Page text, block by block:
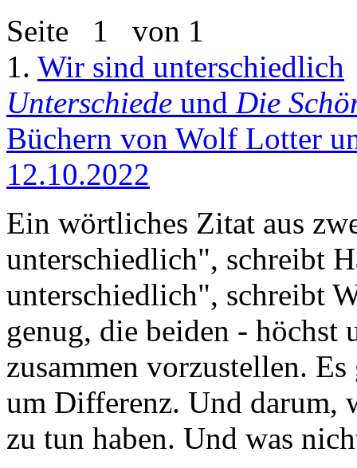
Seite 1 von 1
1. Wir sind unterschiedlich
Unterschiede und Die
Büchern von Wolf Lotter
12.10.2022
Ein wörtliches Zitat aus
unterschiedlich", schreibt
unterschiedlich", schreibt
genug, die beiden - höchst
zusammen vorzustellen.
um Differenz. Und darum,
zu tun haben. Und was